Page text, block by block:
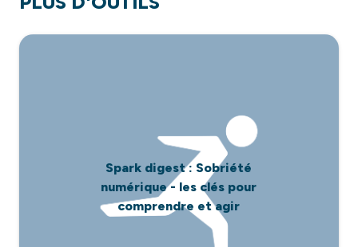
Spark digest : Sobriété
numérique - les clés pour
comprendre et agir